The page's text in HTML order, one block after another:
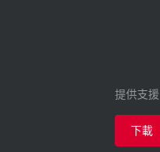
提供支援
下載